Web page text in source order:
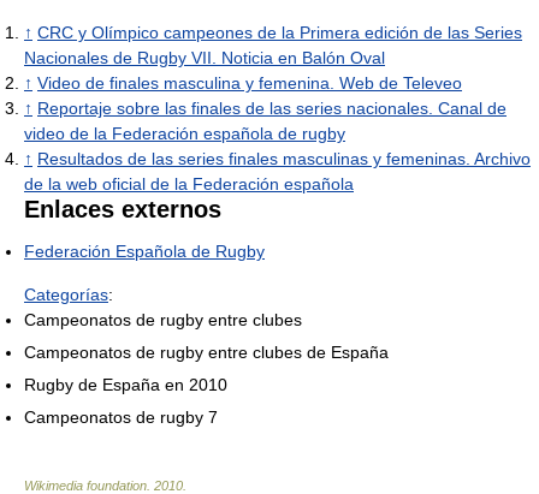
↑ CRC y Olímpico campeones de la Primera edición de las Series
Nacionales de Rugby VII. Noticia en Balón Oval
↑ Video de finales masculina y femenina. Web de Televeo
↑ Reportaje sobre las finales de las series nacionales. Canal de
video de la Federación española de rugby
↑ Resultados de las series finales masculinas y femeninas. Archivo
de la web oficial de la Federación española
Enlaces externos
Federación Española de Rugby
Categorías:
Campeonatos de rugby entre clubes
Campeonatos de rugby entre clubes de España
Rugby de España en 2010
Campeonatos de rugby 7
Wikimedia foundation 2010